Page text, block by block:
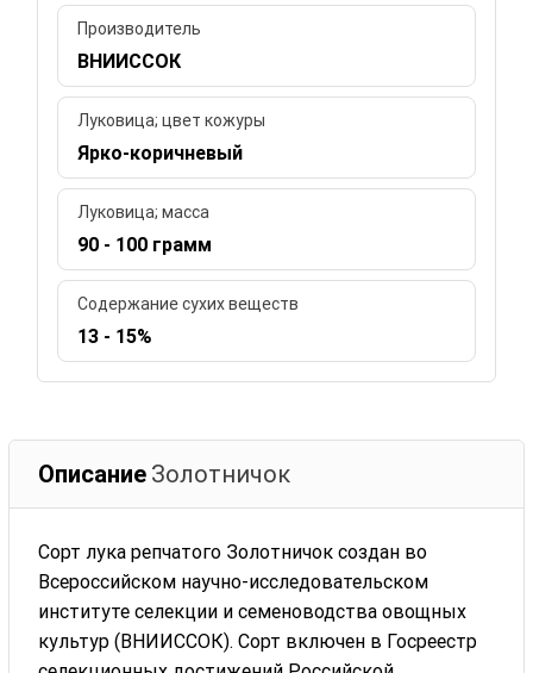
Производитель
ВНИИССОК
Луковица; цвет кожуры
Ярко-коричневый
Луковица; масса
90 - 100 грамм
Содержание сухих веществ
13 - 15%
Описание Золотничок
Сорт лука репчатого Золотничок создан во
Всероссийском научно-исследовательском
институте селекции и семеноводства овощных
культур (ВНИИССОК). Сорт включен в Госреестр